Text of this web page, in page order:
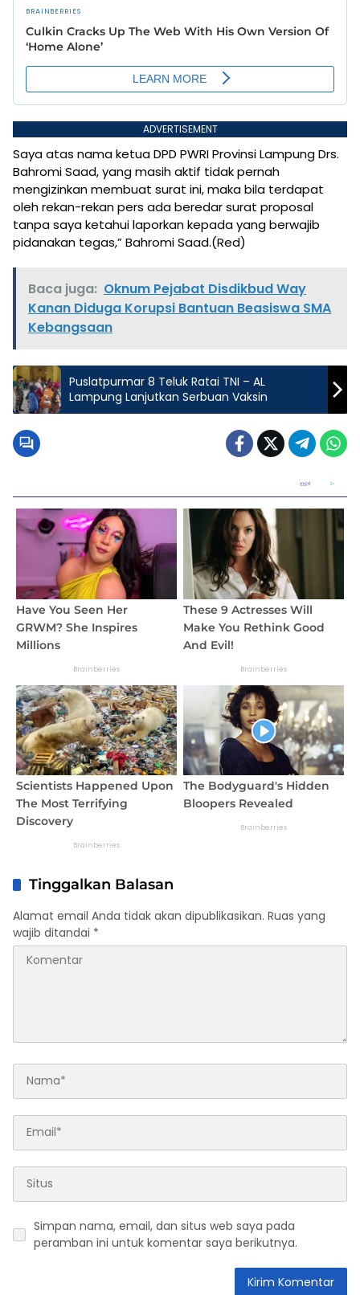
ADVERTISEMENT
Saya atas nama ketua DPD PWRI Provinsi Lampung Drs.
Bahromi Saad, yang masih aktif tidak pernah
mengizinkan membuat surat ini, maka bila terdapat
oleh rekan-rekan pers ada beredar surat proposal
tanpa saya ketahui laporkan kepada yang berwajib
pidanakan tegas,” Bahromi Saad.(Red)
Baca juga: Oknum Pejabat Disdikbud Way
Kanan Diduga Korupsi Bantuan Beasiswa SMA
Kebangsaan
Puslatpurmar 8 Teluk Ratai TNI – AL
Lampung Lanjutkan Serbuan Vaksin
Tinggalkan Balasan
Alamat email Anda tidak akan dipublikasikan. Ruas yang
wajib ditandai *
Simpan nama, email, dan situs web saya pada
peramban ini untuk komentar saya berikutnya.